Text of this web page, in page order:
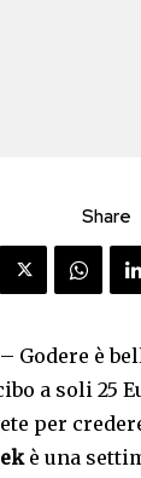
Share
Godere è
a soli 25
per
è una